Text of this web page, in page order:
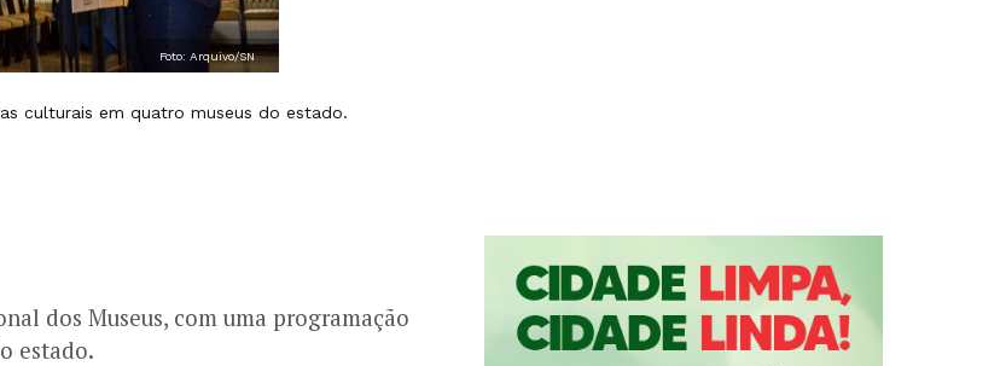
Foto: Arquivo/SN
culturais em quatro museus do estado.
dos Museus, com uma programação
estado.